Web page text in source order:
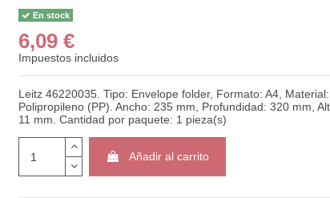
En stock
6,09 €
Impuestos incluidos
Leitz 46220035. Tipo: Envelope folder, Formato: A4, Material:
Polipropileno (PP). Ancho: 235 mm, Profundidad: 320 mm,
11 mm. Cantidad por paquete: 1 pieza(s)
Añadir al carrito